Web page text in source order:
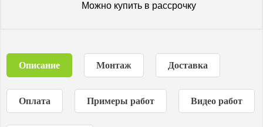
Можно купить в рассрочку
Описание Монтаж Доставка
Оплата Примеры работ Видео работ